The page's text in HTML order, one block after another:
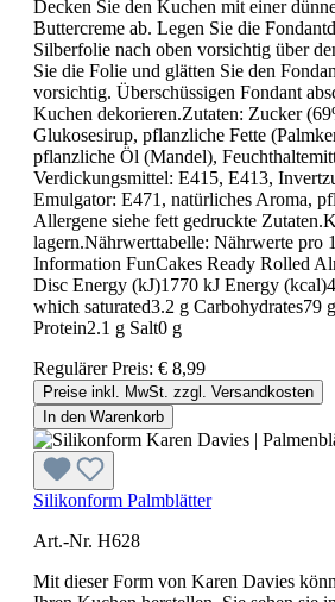
Decken Sie den Kuchen mit einer
Buttercreme ab. Legen Sie die
Silberfolie nach oben vorsichtig über
Sie die Folie und glätten Sie den
vorsichtig. Überschüssigen Fondant
Kuchen dekorieren.Zutaten: Zucker
Glukosesirup, pflanzliche Fette
pflanzliche Öl (Mandel),
Verdickungsmittel: E415, E413,
Emulgator: E471, natürliches Aroma,
Allergene siehe fett gedruckte
lagern.Nährwerttabelle: Nährwerte pro
Information FunCakes Ready Rolled
Disc Energy (kJ)1770 kJ Energy
which saturated3.2 g Carbohydrates79
Protein2.1 g Salt0 g
Regulärer Preis: € 8,99
Preise inkl. MwSt. zzgl. Versandkosten
In den Warenkorb
Silikonform Palmblätter
Art.-Nr. H628
Mit dieser Form von Karen Davies